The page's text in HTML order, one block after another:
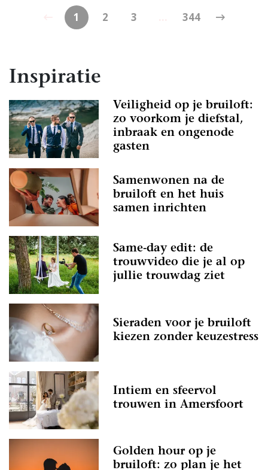
1 2 3 344
Inspiratie
Veiligheid op je bruiloft:
zo voorkom je diefstal,
inbraak en ongenode
gasten
Samenwonen na de
bruiloft en het huis
samen inrichten
Same-day edit: de
trouwvideo die je al op
jullie trouwdag ziet
Sieraden voor je bruiloft
kiezen zonder keuzestress
Intiem en sfeervol
trouwen in Amersfoort
Golden hour op je
bruiloft: zo plan je het